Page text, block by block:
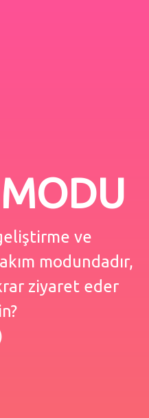
ve
modundadır,
ziyaret eder